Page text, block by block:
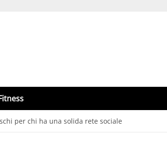
per chi ha una solida rete sociale